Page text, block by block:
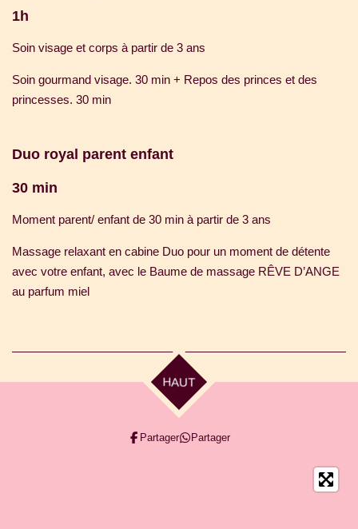
1h
Soin visage et corps à partir de 3 ans
Soin gourmand visage. 30 min + Repos des princes et des
princesses. 30 min
Duo royal parent enfant
30 min
Moment parent/ enfant de 30 min à partir de 3 ans
Massage relaxant en cabine Duo pour un moment de détente
avec votre enfant, avec le Baume de massage RÊVE D’ANGE
au parfum miel
HAUT
Partager Partager